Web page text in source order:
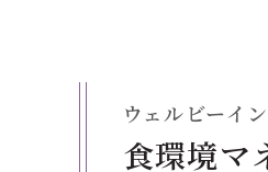
ウェルビーイ
食環境マ